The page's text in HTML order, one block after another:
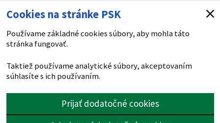
Cookies na stránke PSK
Používame základné cookies súbory, aby mohla táto
stránka fungovať.
Taktiež používame analytické súbory, akceptovaním
súhlasíte s ich používaním.
Prijať dodatočné cookies